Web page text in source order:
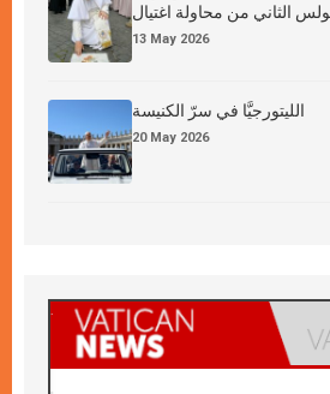
الثاني من محاولة اغتيال
13 May 2026
الليتورجيَّا في سرّ الكنيسة
20 May 2026